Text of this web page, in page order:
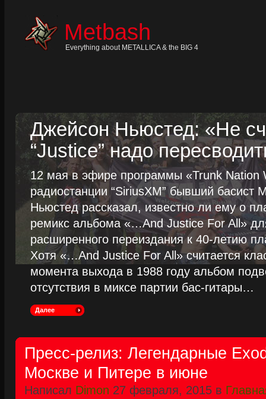
Metbash
Everything about METALLICA & the BIG 4
Джейсон Ньюстед: «Не
“Justice” надо
12 мая в эфире программы «Trunk Nation
радиостанции “SiriusXM” бывший басист
Ньюстед рассказал, известно ли ему о
ремикс альбома «…And Justice For All»
расширенного переиздания к 40-летию
Хотя «…And Justice For All» считается
момента выхода в 1988 году альбом
отсутствия в миксе партии бас-гитары…
Далее
Пресс-релиз: Легендарные
Москве и Питере в июне
Написал Dimon 27 февраля, 2015 в